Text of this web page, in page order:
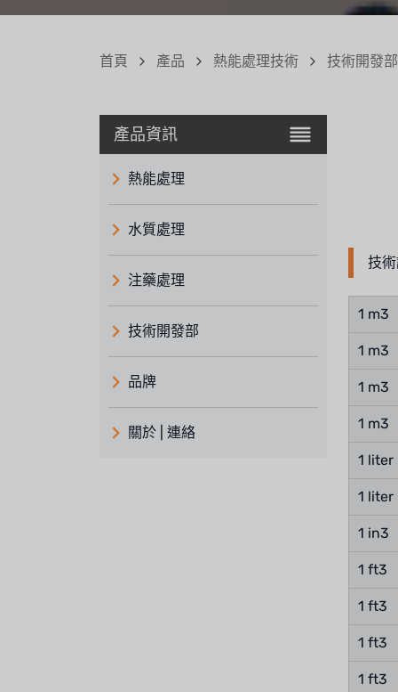
首頁 產品 熱能處理技術 技術開發部
產品資訊
熱能處理
水質處理
注藥處理
技術開發部
品牌
義大利 ATLAS
關於 | 連絡
技
1 m3
1 m3
1 m3
1 m3
1 liter
1 liter
1 in3
1 ft3
1 ft3
1 ft3
1 ft3